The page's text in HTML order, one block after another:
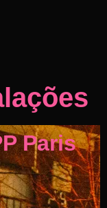
Paris